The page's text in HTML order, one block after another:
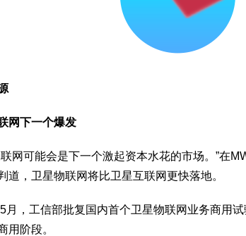
网下一个爆发
联网可能会是下一个激起资本水花的市场。”在
道，卫星物联网将比卫星互联网更快落地。
月，工信部批复国内首个卫星物联网业务商用
用阶段。